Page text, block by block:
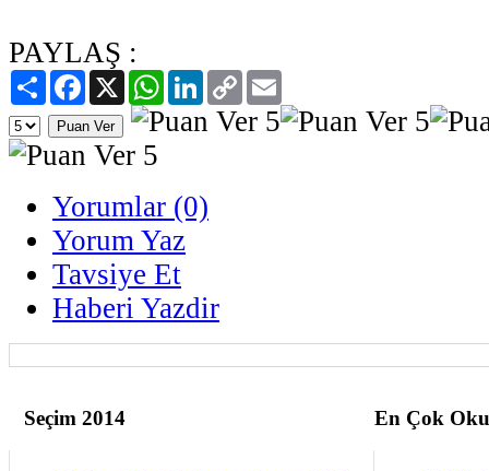
PAYLAŞ :
PaylaşFacebook
X WhatsAppLinkedIn
Copy
Link
Yorumlar (0)
Yorum Yaz
Tavsiye Et
Haberi Yazdir
Seçim 2014 En Çok